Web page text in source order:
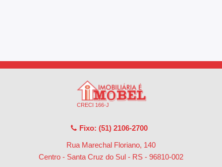
CRECI 166-J
Fixo: (51) 2106-2700
Rua Marechal Floriano, 140
Centro - Santa Cruz do Sul - RS - 96810-002